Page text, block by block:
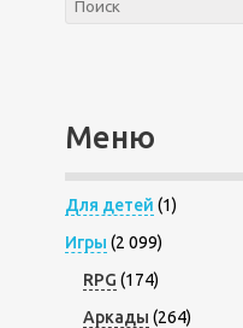
Меню
Для детей (1)
Игры (2 099)
RPG (174)
Аркады (264)